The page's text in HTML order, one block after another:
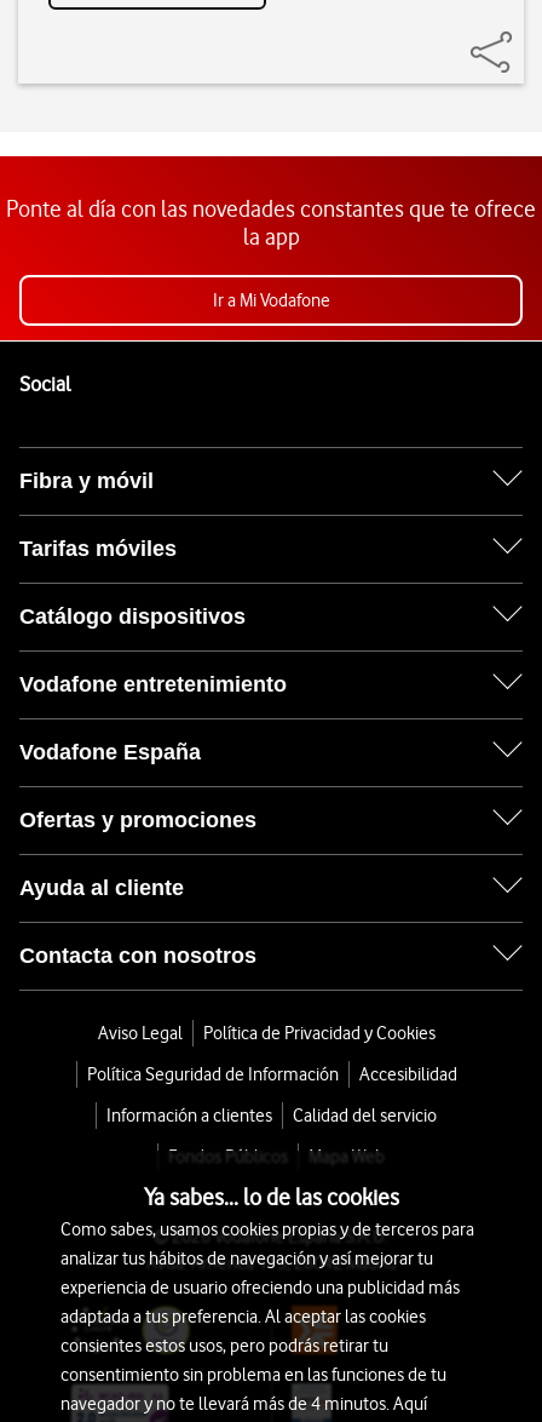
Ponte al día con las novedades constantes que te ofrece
la app
Ir a Mi Vodafone
SocialEnlaces a las redes sociales de Vodafone
Fibra y móvil
Tarifas móviles
Catálogo dispositivos
Vodafone entretenimiento
Vodafone España
Ofertas y promociones
Ayuda al cliente
Contacta con nosotros
Aviso Legal
Política de Privacidad y Cookies
Política Seguridad de Información
Accesibilidad
Información a clientes
Calidad del servicio
Fondos Públicos
Mapa Web
© 2026 Vodafone España S.A.U.
Avda. América 115, 28042 Madrid
Ya sabes... lo de las cookies
Como sabes, usamos cookies propias y de terceros para
analizar tus hábitos de navegación y así mejorar tu
experiencia de usuario ofreciendo una publicidad más
adaptada a tus preferencia. Al aceptar las cookies
consientes estos usos, pero podrás retirar tu
consentimiento sin problema en las funciones de tu
navegador y no te llevará más de 4 minutos. Aquí